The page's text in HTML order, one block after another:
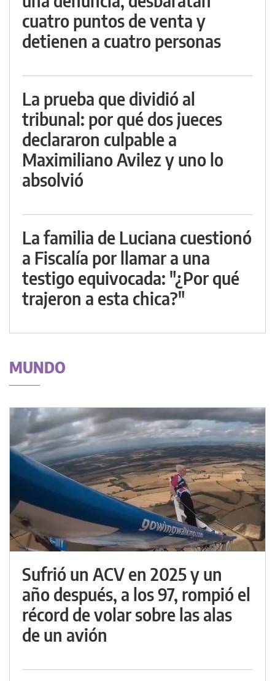
cuatro puntos de venta y
detienen a cuatro personas
La prueba que dividió al
tribunal: por qué dos jueces
declararon culpable a
Maximiliano Avilez y uno lo
absolvió
La familia de Luciana cuestionó
a Fiscalía por llamar a una
testigo equivocada: "¿Por qué
trajeron a esta chica?"
MUNDO
Sufrió un ACV en 2025 y un
año después, a los 97, rompió el
récord de volar sobre las alas
de un avión